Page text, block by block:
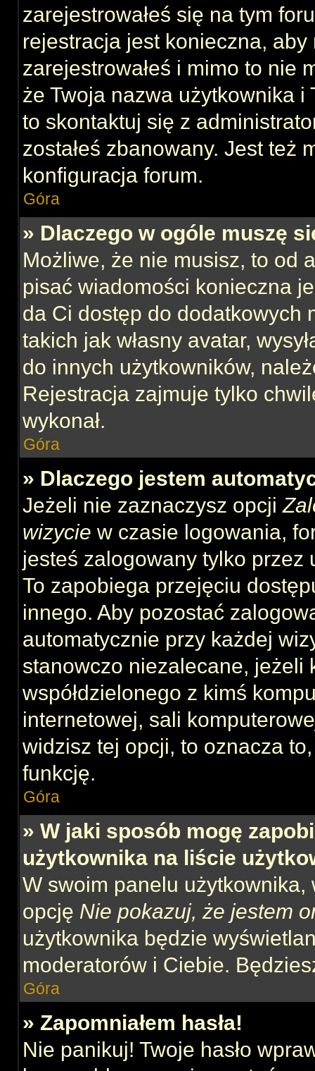
zarejestrowałeś się na tym
rejestracja jest konieczna,
zarejestrowałeś i mimo to nie
że Twoja nazwa użytkownika i
to skontaktuj się z
zostałeś zbanowany. Jest też
konfiguracja forum.
Góra
» Dlaczego w ogóle muszę
Możliwe, że nie musisz, to od
pisać wiadomości konieczna
da Ci dostęp do dodatkowych
takich jak własny avatar,
do innych użytkowników,
Rejestracja zajmuje tylko
wykonał.
Góra
» Dlaczego jestem
Jeżeli nie zaznaczysz opcji
wizycie w czasie logowania,
jesteś zalogowany tylko
To zapobiega przejęciu
innego. Aby pozostać
automatycznie przy każdej
stanowczo niezalecane, jeżeli
współdzielonego z kimś
internetowej, sali
widzisz tej opcji, to oznacza
funkcję.
Góra
» W jaki sposób mogę
użytkownika na liście
W swoim panelu użytkownika,
opcję Nie pokazuj, że jestem
użytkownika będzie
moderatorów i Ciebie.
Góra
» Zapomniałem hasła!
Nie panikuj! Twoje hasło